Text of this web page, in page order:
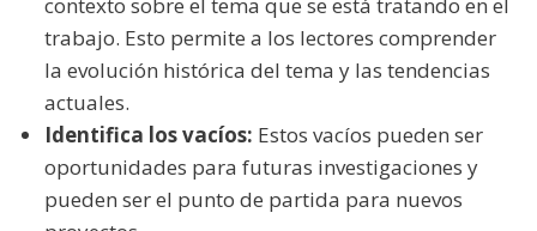
trabajo. Esto permite a los lectores comprender
la evolución histórica del tema y las tendencias
actuales.
Identifica los vacíos: Estos vacíos pueden ser
oportunidades para futuras investigaciones y
pueden ser el punto de partida para nuevos